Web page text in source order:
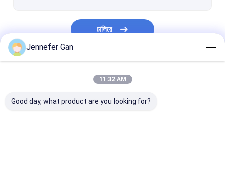
ধাক্কা প্রতিরোধী এক্রাইলিক
ইউভি ট্রান্সমিটার অ্যাক্রিলিক
চালিয়ে
Jennefer Gan
11:32 AM
Good day, what product are you looking for?